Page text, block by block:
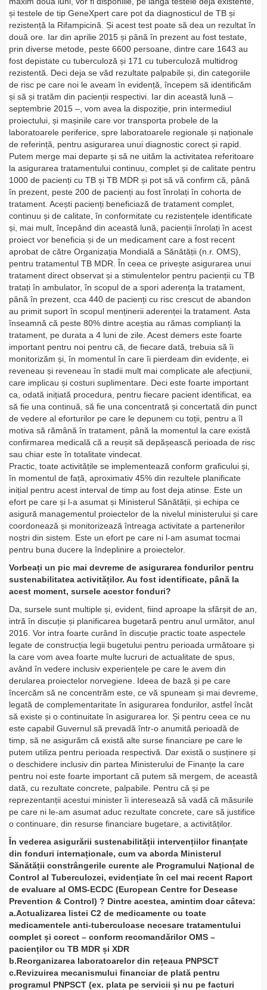
și testele de tip GeneXpert care pot da diagnosticul de TB și
rezistență la Rifampicină. Și acest test poate să dea un rezultat în
două ore. Iar din aprilie 2015 și până în prezent au fost testate,
prin diverse metode, peste 6600 persoane, dintre care 1643 au
fost depistate cu tuberculoză și 171 cu tuberculoză multidrog
rezistentă. Deci deja se văd rezultate palpabile și, din categoriile
de risc pe care noi le aveam în evidență, începem să identificăm
și să și tratăm din pacienții respectivi. Iar din această lună –
septembrie 2015 –, vom avea la dispoziție, prin intermediul
proiectului, și mașinile care vor transporta probele de la
laboratoarele periferice, spre laboratoarele regionale și naționale
de referință, pentru asigurarea unui diagnostic corect și rapid.
Putem merge mai departe și să ne uităm la activitatea referitoare
la asigurarea tratamentului continuu, complet și de calitate pentru
1000 de pacienți cu TB și TB MDR și pot să vă confirm că, până
în prezent, peste 200 de pacienți au fost înrolați în cohorta de
tratament. Acești pacienți beneficiază de tratament complet,
continuu și de calitate, în conformitate cu rezistențele identificate
și, mai mult, începând din această lună, pacienții înrolați în acest
proiect vor beneficia și de un medicament care a fost recent
aprobat de către Organizația Mondială a Sănătății (n.r. OMS),
pentru tratamentul TB MDR. În ceea ce privește asigurarea unui
tratament direct observat și a stimulentelor pentru pacienții cu TB
tratați în ambulator, în scopul de a spori aderența la tratament,
până în prezent, cca 440 de pacienți cu risc crescut de abandon
au primit suport în scopul menținerii aderenței la tratament. Asta
înseamnă că peste 80% dintre aceștia au rămas complianți la
tratament, pe durata a 4 luni de zile. Acest demers este foarte
important pentru noi pentru că, de fiecare dată, trebuia să îi
monitorizăm și, în momentul în care îi pierdeam din evidențe, ei
reveneau și reveneau în stadii mult mai complicate ale afecțiunii,
care implicau și costuri suplimentare. Deci este foarte important
ca, odată inițiată procedura, pentru fiecare pacient identificat, ea
să fie una continuă, să fie una concentrată și concertată din punct
de vedere al eforturilor pe care le depunem cu toții, pentru a îl
motiva să rămână în tratament, până la momentul la care există
confirmarea medicală că a reușit să depășească perioada de risc
sau chiar este în totalitate vindecat.
Practic, toate activitățile se implementează conform graficului și,
în momentul de față, aproximativ 45% din rezultele planificate
inițial pentru acest interval de timp au fost deja atinse. Este un
efort pe care și l-a asumat și Ministerul Sănătății, și echipa ce
asigură managementul proiectelor de la nivelul ministerului și care
coordonează și monitorizează întreaga activitate a partenerilor
noștri din sistem. Este un efort pe care ni l-am asumat tocmai
pentru buna ducere la îndeplinire a proiectelor.
Vorbeați un pic mai devreme de asigurarea fondurilor pentru
sustenabilitatea activităților. Au fost identificate, până la
acest moment, sursele acestor fonduri?
Da, sursele sunt multiple și, evident, fiind aproape la sfârșit de an,
intră în discuție și planificarea bugetară pentru anul următor, anul
2016. Vor intra foarte curând în discuție practic toate aspectele
legate de construcția legii bugetului pentru perioada următoare și
la care vom avea foarte multe lucruri de actualitate de spus,
având în vedere inclusiv experiențele pe care le avem din
derularea proiectelor norvegiene. Ideea de bază și pe care
încercăm să ne concentrăm este, ce vă spuneam și mai devreme,
legată de complementaritate în asigurarea fondurilor, astfel încât
să existe și o continuitate în asigurarea lor. Și pentru ceea ce nu
este capabil Guvernul să prevadă într-o anumită perioadă de
timp, să ne asigurăm că există alte surse financiare pe care le
putem utiliza pentru perioada respectivă. Dar există o susținere și
o deschidere inclusiv din partea Ministerului de Finanțe la care
pentru noi este foarte important că putem să mergem, de această
dată, cu rezultate concrete, palpabile. Pentru că și pe
reprezentanții acestui minister îi interesează să vadă că măsurile
pe care ni le-am asumat aduc rezultate concrete, care să justifice
o continuare, din resurse financiare bugetare, a activităților.
În vederea asigurării sustenabilității intervențiilor finanțate
din fonduri internaționale, cum va aborda Ministerul
Sănătății constrângerile curente ale Programului Național de
Control al Tuberculozei, evidențiate în cel mai recent Raport
de evaluare al OMS-ECDC (European Centre for Desease
Prevention & Control) ? Dintre acestea, amintim doar câteva:
a.Actualizarea listei C2 de medicamente cu toate
medicamentele anti-tuberculoase necesare tratamentului
complet și corect – conform recomandărilor OMS –
pacienților cu TB MDR și XDR
b.Reorganizarea laboratoarelor din rețeaua PNPSCT
c.Revizuirea mecanismului financiar de plată pentru
programul PNPSCT (ex. plata pe servicii și nu pe facturi